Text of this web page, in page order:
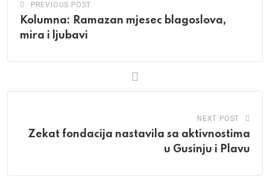
PREVIOUS POST
Kolumna: Ramazan mjesec blagoslova,
mira i ljubavi
NEXT POST
Zekat fondacija nastavila sa aktivnostima
u Gusinju i Plavu